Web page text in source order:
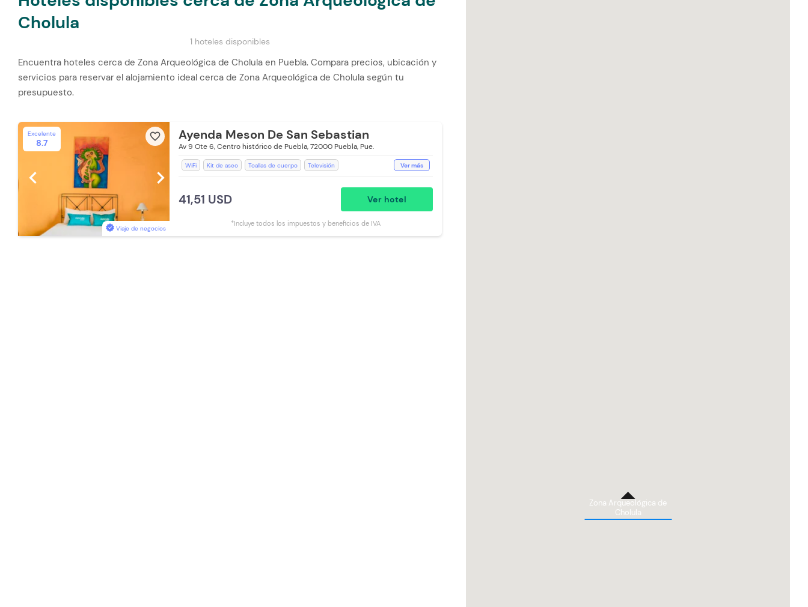
Cholula
1 hoteles disponibles
Encuentra hoteles cerca de Zona Arqueológica de Cholula en Puebla. Compara precios, ubicación y
servicios para reservar el alojamiento ideal cerca de Zona Arqueológica de Cholula según tu
presupuesto.
Excelente
8.7
favorite_border
Viaje de negocios
chevron_left chevron_right
Ayenda Meson De San Sebastian
Av 9 Ote 6, Centro histórico de Puebla, 72000 Puebla, Pue.
WiFi Kit de aseo Toallas de cuerpo
Televisión
Baño Privado
Ver más
41,51 USD Ver hotel
*Incluye todos los impuestos y beneficios de IVA
Zona Arqueológica de
Cholula